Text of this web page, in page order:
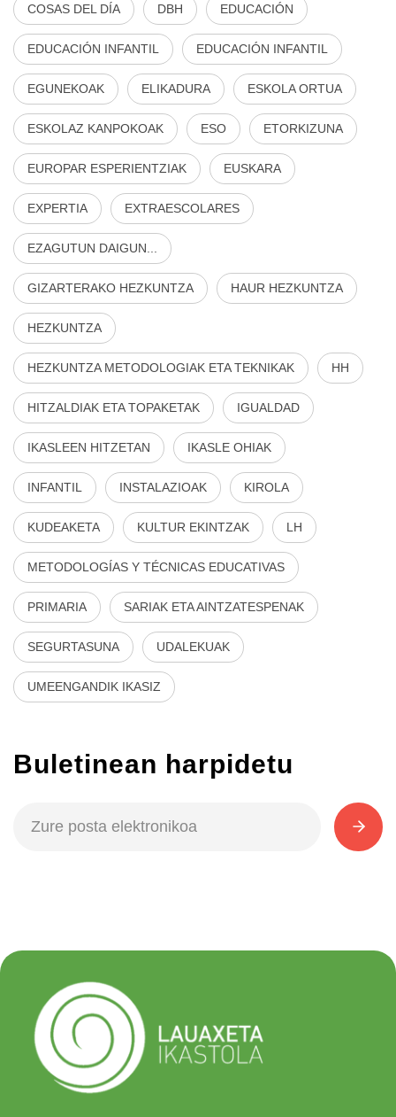
COSAS DEL DÍA DBH EDUCACIÓN
EDUCACIÓN INFANTIL EDUCACIÓN INFANTIL
EGUNEKOAK ELIKADURA ESKOLA ORTUA
ESKOLAZ KANPOKOAK ESO ETORKIZUNA
EUROPAR ESPERIENTZIAK EUSKARA
EXPERTIA EXTRAESCOLARES
EZAGUTUN DAIGUN...
GIZARTERAKO HEZKUNTZA HAUR HEZKUNTZA
HEZKUNTZA
HEZKUNTZA METODOLOGIAK ETA TEKNIKAK HH
HITZALDIAK ETA TOPAKETAK IGUALDAD
IKASLEEN HITZETAN IKASLE OHIAK
INFANTIL INSTALAZIOAK KIROLA
KUDEAKETA KULTUR EKINTZAK LH
METODOLOGÍAS Y TÉCNICAS EDUCATIVAS
PRIMARIA SARIAK ETA AINTZATESPENAK
SEGURTASUNA UDALEKUAK
UMEENGANDIK IKASIZ
Buletinean harpidetu